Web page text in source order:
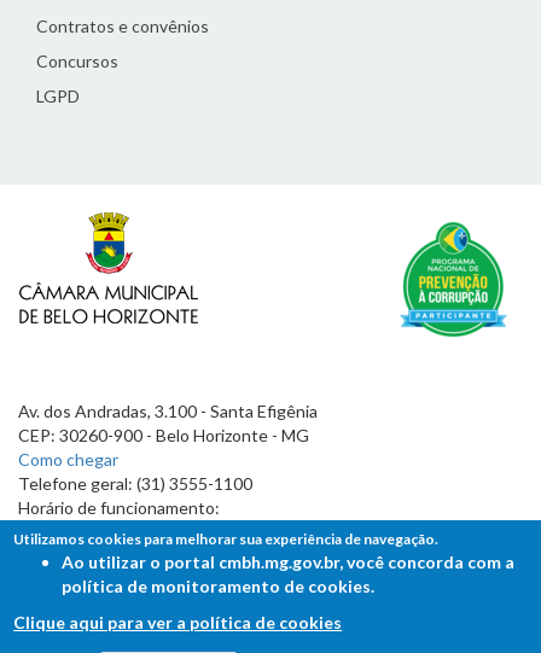
Contratos e convênios
Concursos
LGPD
Av. dos Andradas, 3.100 - Santa Efigênia
CEP: 30260-900 - Belo Horizonte - MG
Como chegar
Telefone geral: (31) 3555-1100
Horário de funcionamento:
7h às 19h
Utilizamos cookies para melhorar sua experiência de navegação.
Ao utilizar o portal cmbh.mg.gov.br, você concorda com a
política de monitoramento de cookies.
Clique aqui para ver a política de cookies